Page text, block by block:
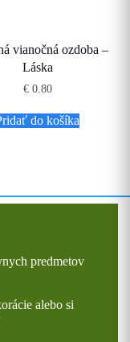
vianočná ozdoba –
Láska
€0.80
do košíka
predmetov
alebo si